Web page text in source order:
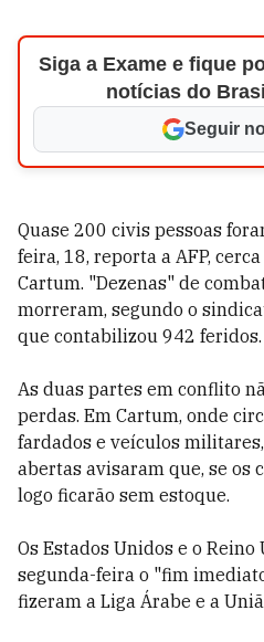
Siga a Exame e fique
notícias do
Seguir
Quase 200 civis pessoas
feira, 18, reporta a AFP,
Cartum. "Dezenas" de
morreram, segundo o
que contabilizou 942 feridos.
As duas partes em conflito
perdas. Em Cartum, onde
fardados e veículos
abertas avisaram que, se os
logo ficarão sem estoque.
Os Estados Unidos e o
segunda-feira o "fim
fizeram a Liga Árabe e a